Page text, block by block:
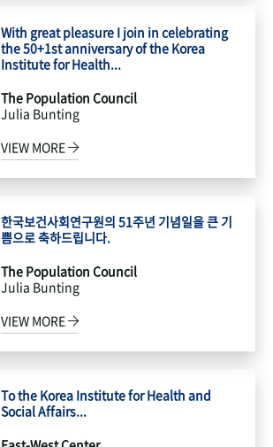
With great pleasure I join in celebrating
the 50+1st anniversary of the Korea
Institute for Health...
The Population Council
Julia Bunting
VIEW MORE
한국보건사회연구원의 51주년 기념일을 큰 기
쁨으로 축하드립니다.
The Population Council
Julia Bunting
VIEW MORE
To the Korea Institute for Health and
Social Affairs...